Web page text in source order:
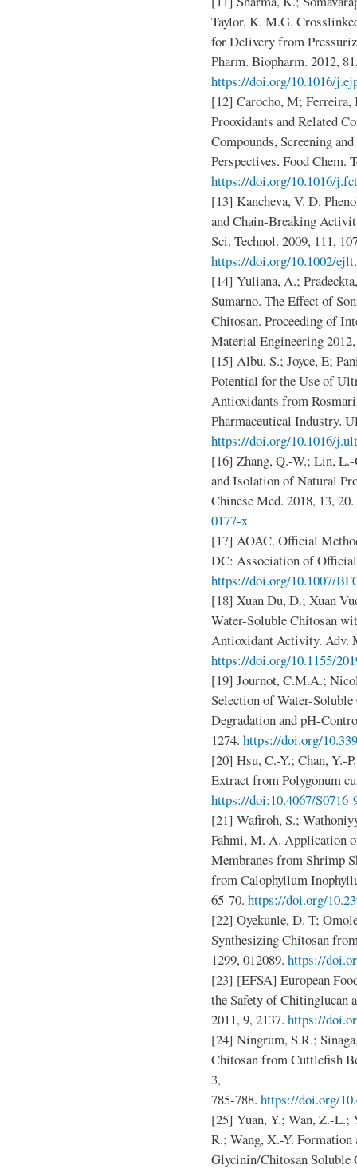
Taylor, K. M.G.
for Delivery from
Pharm. Biopharm. 2012,
https://doi.org/10.1016/
[12] Carocho, M;
Prooxidants and Related
Compounds, Screening
Perspectives. Food Chem.
https://doi.org/10.1016/
[13] Kancheva, V. D.
and Chain-Breaking
Sci. Technol. 2009, 111,
https://doi.org/10.1002/
[14] Yuliana, A.;
Sumarno. The Effect of
Chitosan. Proceeding of
Material Engineering
[15] Albu, S.; Joyce, E;
Potential for the Use of
Antioxidants from
Pharmaceutical Industry.
https://doi.org/10.1016/
[16] Zhang, Q.-W.; Lin,
and Isolation of Natural
Chinese Med. 2018, 13, 20.
0177-x
[17] AOAC. Official
DC: Association of
https://doi.org/10.1007/
[18] Xuan Du, D.; Xuan
Water-Soluble Chitosan
Antioxidant Activity. Adv.
https://doi.org/10.1155/
[19] Journot, C.M.A.;
Selection of Water-
Degradation and pH-
1274. https://doi.org/
[20] Hsu, C.-Y.; Chan, Y.-
Extract from Polygonum
https://doi:10.4067/S0716-
[21] Wafiroh, S.;
Fahmi, M. A. Application
Membranes from Shrimp
from Calophyllum
65-70. https://doi.org/
[22] Oyekunle, D. T;
Synthesizing Chitosan
1299, 012089. https://
[23] [EFSA] European
the Safety of Chitinglucan
2011, 9, 2137. https://
[24] Ningrum, S.R.;
Chitosan from Cuttlefish
3,
785-788. https://doi.org/
[25] Yuan, Y.; Wan, Z.-L.;
R.; Wang, X.-Y.
Glycinin/Chitosan Soluble